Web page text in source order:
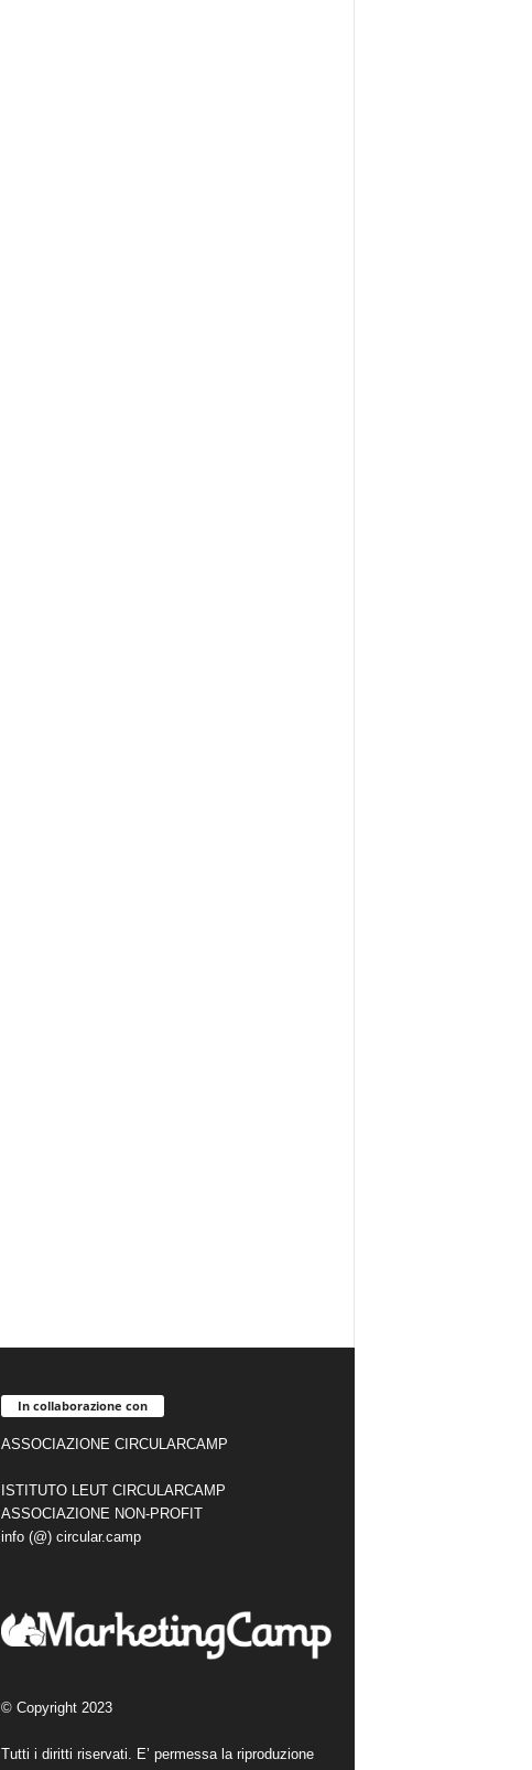
In collaborazione con
ASSOCIAZIONE CIRCULARCAMP
ISTITUTO LEUT CIRCULARCAMP
ASSOCIAZIONE NON-PROFIT
info (@) circular.camp
© Copyright 2023
Tutti i diritti riservati. E’ permessa la riproduzione